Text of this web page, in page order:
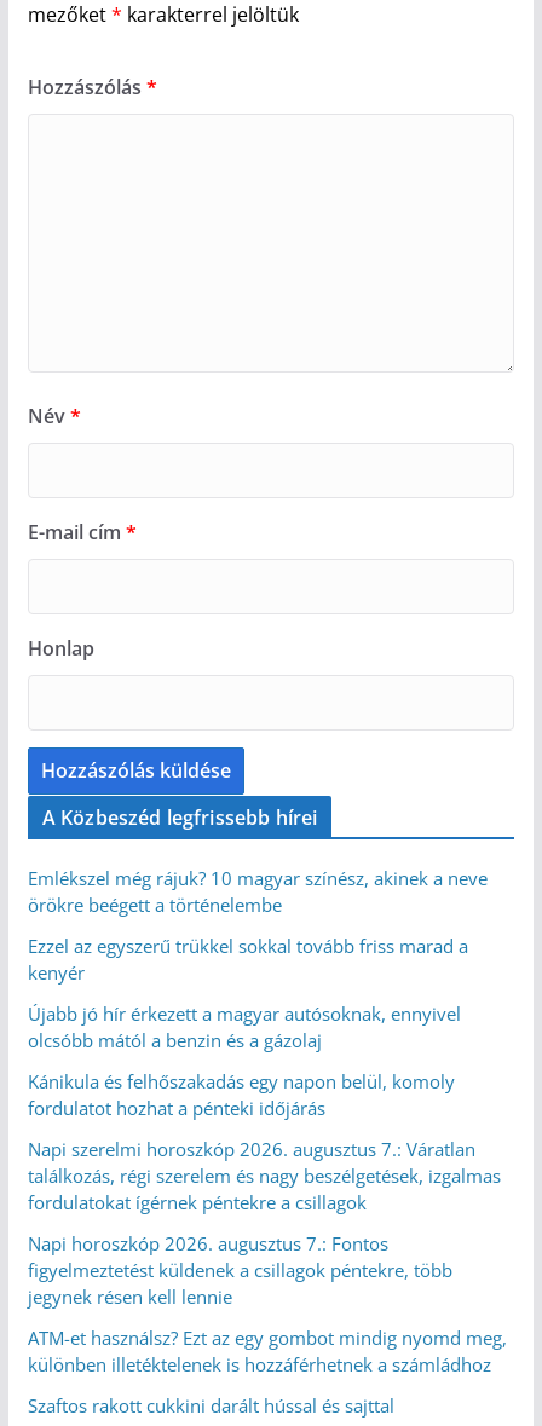
mezőket* karakterrel jelöltük
Hozzászólás *
Név*
E-mail cím *
Honlap
A Közbeszéd legfrissebb hírei
Emlékszel még rájuk? 10 magyar színész, akinek a neve
örökre beégett a történelembe
Ezzel az egyszerű trükkel sokkal tovább friss marad a
kenyér
Újabb jó hír érkezett a magyar autósoknak, ennyivel
olcsóbb mától a benzin és a gázolaj
Kánikula és felhőszakadás egy napon belül, komoly
fordulatot hozhat a pénteki időjárás
Napi szerelmi horoszkóp 2026. augusztus 7.: Váratlan
találkozás, régi szerelem és nagy beszélgetések, izgalmas
fordulatokat ígérnek péntekre a csillagok
Napi horoszkóp 2026. augusztus 7.: Fontos
figyelmeztetést küldenek a csillagok péntekre, több
jegynek résen kell lennie
ATM-et használsz? Ezt az egy gombot mindig nyomd meg,
különben illetéktelenek is hozzáférhetnek a számládhoz
Szaftos rakott cukkini darált hússal és sajttal